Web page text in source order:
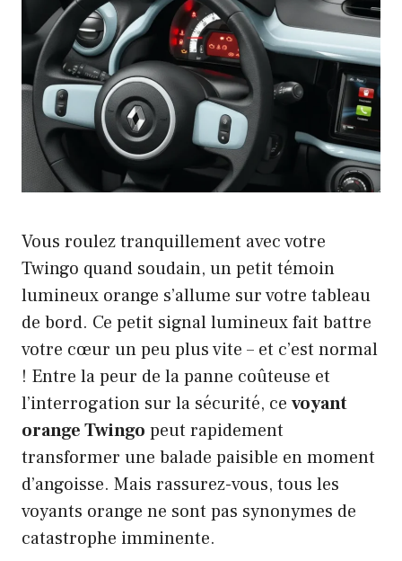
Vous roulez tranquillement avec votre
Twingo quand soudain, un petit témoin
lumineux orange s’allume sur votre tableau
de bord. Ce petit signal lumineux fait battre
votre cœur un peu plus vite – et c’est normal
! Entre la peur de la panne coûteuse et
l’interrogation sur la sécurité, ce voyant
orange Twingo peut rapidement
transformer une balade paisible en moment
d’angoisse. Mais rassurez-vous, tous les
voyants orange ne sont pas synonymes de
catastrophe imminente.